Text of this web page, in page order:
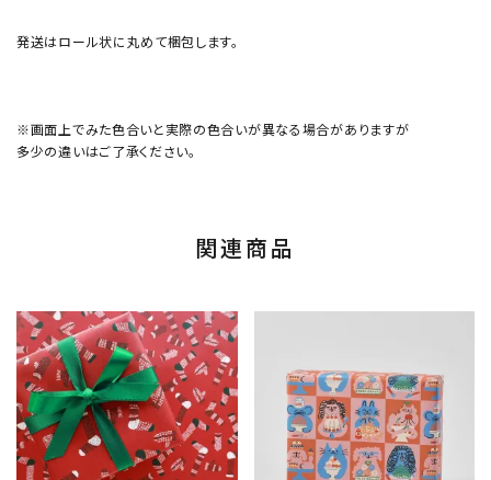
発送はロール状に丸めて梱包します。
※画面上でみた色合いと実際の色合いが異なる場合がありますが
多少の違いはご了承ください。
関連商品